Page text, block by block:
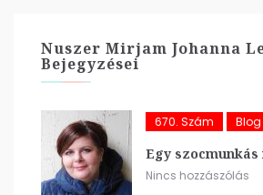
Nuszer Mirjam Johanna
Bejegyzései
670. Szám Blog
Egy szocmunkás
Nincs hozzászólás